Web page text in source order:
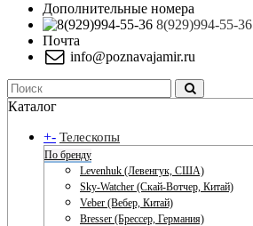
Дополнительные номера
8(929)994-55-36
Почта
info@poznavajamir.ru
Каталог
+- Телескопы
По бренду
Levenhuk (Левенгук, США)
Sky-Watcher (Скай-Вотчер, Китай)
Veber (Вебер, Китай)
Bresser (Брессер, Германия)